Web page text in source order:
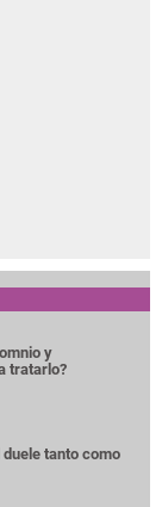
y
tratarlo?
tanto como